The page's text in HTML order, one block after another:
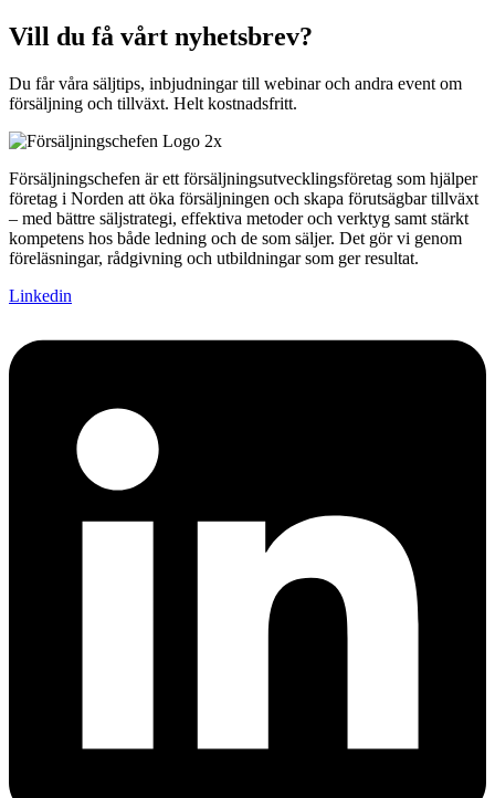
Vill du få vårt nyhetsbrev?
Du får våra säljtips, inbjudningar till webinar och andra event om
försäljning och tillväxt. Helt kostnadsfritt.
Försäljningschefen är ett försäljningsutvecklingsföretag som hjälper
företag i Norden att öka försäljningen och skapa förutsägbar tillväxt
– med bättre säljstrategi, effektiva metoder och verktyg samt stärkt
kompetens hos både ledning och de som säljer. Det gör vi genom
föreläsningar, rådgivning och utbildningar som ger resultat.
Linkedin